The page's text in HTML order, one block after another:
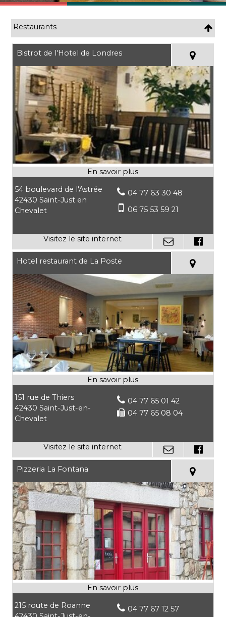
Restaurants
Bistrot de l'Hotel de Londres
54 boulevard de l'Astrée
42430 Saint-Just en
Chevalet
04 77 63 30 48
06 75 53 59 21
Hotel restaurant de La Poste
151 rue de Thiers
42430 Saint-Just-en-
Chevalet
04 77 65 01 42
04 77 65 08 04
Pizzeria La Fontana
215 route de Roanne
04 77 67 12 57